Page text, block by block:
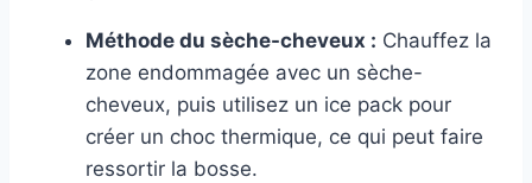
Méthode du sèche-cheveux : Chauffez la
zone endommagée avec un sèche-
cheveux, puis utilisez un ice pack pour
créer un choc thermique, ce qui peut faire
ressortir la bosse.